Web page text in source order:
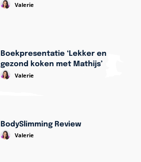
Valerie
Boekpresentatie ‘Lekker en
gezond koken met Mathijs’
Valerie
BodySlimming Review
Valerie